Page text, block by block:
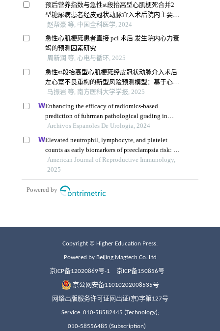
Copyright © Higher Education Press.
Powered by Beijing Magtech Co. Ltd
京ICP备12020869号-1 京ICP备150856号
京公网安备11010202008535号
网络出版服务许可证网出证(京)字第127号
Service: 010-58582445 (Technology);
010-58556485 (Subscription)